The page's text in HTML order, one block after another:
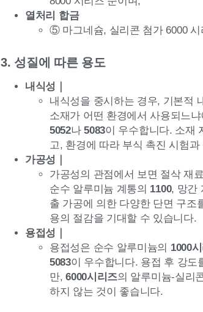
열처리 합금
⑤ 마그네슘, 실리콘 첨가 6000
3. 성질에 따른 용도
내식성｜
내식성을 중시하는 경우, 기본적
소재가 어떤 환경에서 사용되느
5052나5083이 우수합니다. 소재
고, 환경에 따라 부식 촉진 시험
가공성｜
가공성의 관점에서 보면 절삭 재
순수 알루미늄 계통의 1100, 망간
출 가공에 의한 다양한 단면 구조
용의 절감을 기대할 수 있습니다.
용접성｜
용접성은 순수 알루미늄의 1000
5083이 우수합니다. 용접 후 강도
만,6000시리즈의 알루미늄-실리
하지 않는 것이 좋습니다.